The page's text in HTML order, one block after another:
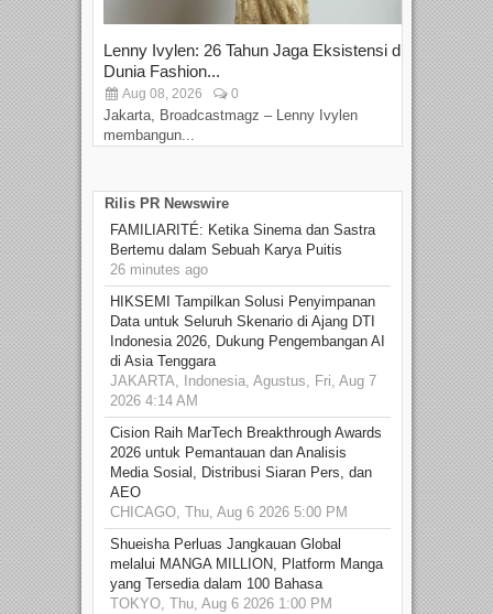
Lenny Ivylen: 26 Tahun Jaga Eksistensi di
Dunia Fashion...
Aug 08, 2026 0
Jakarta, Broadcastmagz – Lenny Ivylen
membangun...
Rilis PR Newswire
FAMILIARITÉ: Ketika Sinema dan Sastra
Bertemu dalam Sebuah Karya Puitis
26 minutes ago
HIKSEMI Tampilkan Solusi Penyimpanan
Data untuk Seluruh Skenario di Ajang DTI
Indonesia 2026, Dukung Pengembangan AI
di Asia Tenggara
JAKARTA, Indonesia, Agustus, Fri, Aug 7
2026 4:14 AM
Cision Raih MarTech Breakthrough Awards
2026 untuk Pemantauan dan Analisis
Media Sosial, Distribusi Siaran Pers, dan
AEO
CHICAGO, Thu, Aug 6 2026 5:00 PM
Shueisha Perluas Jangkauan Global
melalui MANGA MILLION, Platform Manga
yang Tersedia dalam 100 Bahasa
TOKYO, Thu, Aug 6 2026 1:00 PM